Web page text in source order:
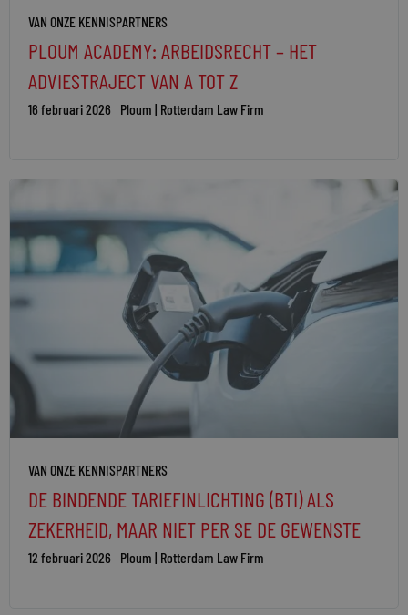
VAN ONZE KENNISPARTNERS
PLOUM ACADEMY: ARBEIDSRECHT – HET
ADVIESTRAJECT VAN A TOT Z
16 februari 2026 Ploum | Rotterdam Law Firm
VAN ONZE KENNISPARTNERS
DE BINDENDE TARIEFINLICHTING (BTI) ALS
ZEKERHEID, MAAR NIET PER SE DE GEWENSTE
12 februari 2026 Ploum | Rotterdam Law Firm